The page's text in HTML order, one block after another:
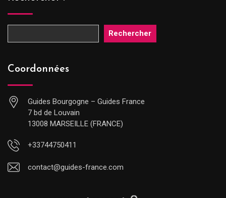
Rechercher
Coordonnées
Guides Bourgogne – Guides France
7 bd de Louvain
13008 MARSEILLE (FRANCE)
+33744750411
contact@guides-france.com